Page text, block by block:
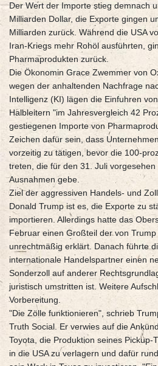
Der Wert der Importe stieg demnach
Milliarden Dollar, die Exporte gingen
Milliarden zurück. Während die USA
Iran-Kriegs mehr Rohöl ausführten,
Pharmaprodukten zurück.
Die Ökonomin Grace Zwemmer von
wegen der anhaltenden Nachfrage
Intelligenz (KI) lägen die Einfuhren
Halbleitern "im Jahresvergleich 42
gestiegenen Importe von
Zeichen dafür sein, dass
vorzeitig zu tätigen, bevor die 100-
treten, die für den 31. Juli
Ausnahmen gebe.
Ziel der aggressiven Handels- und
Donald Trump ist es, die Exporte zu
importieren. Allerdings hatte das
Februar einen Großteil der von
unrechtmäßig erklärt. Danach führte
internationale Handelspartner einen
Sonderzoll auf anderer
juristisch umstritten ist. Weitere
Vorbereitung.
"Die Zölle funktionieren", schrieb
Truth Social. Er verwies auf die
Toyota, die Produktion seines Pickup-
in die USA zu verlagern und dafür